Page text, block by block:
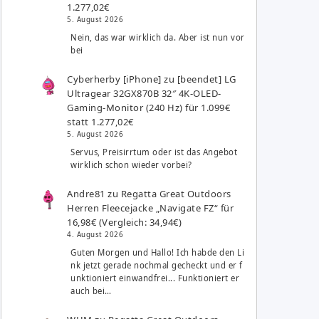
1.277,02€
5. August 2026
Nein, das war wirklich da. Aber ist nun vor
bei
Cyberherby [iPhone] zu [beendet] LG
Ultragear 32GX870B 32″ 4K-OLED-
Gaming-Monitor (240 Hz) für 1.099€
statt 1.277,02€
5. August 2026
Servus, Preisirrtum oder ist das Angebot
wirklich schon wieder vorbei?
Andre81 zu Regatta Great Outdoors
Herren Fleecejacke „Navigate FZ“ für
16,98€ (Vergleich: 34,94€)
4. August 2026
Guten Morgen und Hallo! Ich habde den Li
nk jetzt gerade nochmal gecheckt und er f
unktioniert einwandfrei... Funktioniert er
auch bei…